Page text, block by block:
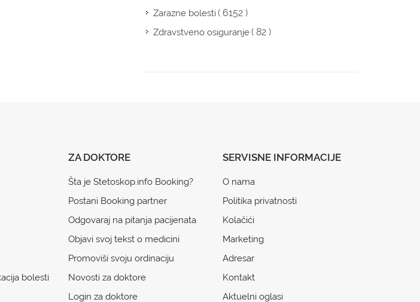
Zarazne bolesti( 6152 )
Zdravstveno osiguranje( 82 )
bolesti
ZA DOKTORE
Šta je Stetoskop.info Booking?
Postani Booking partner
Odgovaraj na pitanja pacijenata
Objavi svoj tekst o medicini
Promoviši svoju ordinaciju
Novosti za doktore
Login za doktore
SERVISNE INFORMACIJE
O nama
Politika privatnosti
Kolačići
Marketing
Adresar
Kontakt
Aktuelni oglasi